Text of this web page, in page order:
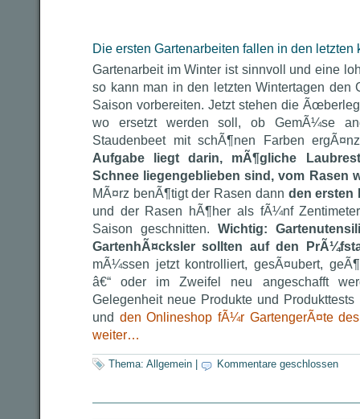
Die ersten Gartenarbeiten fallen in den letzten
Gartenarbeit im Winter ist sinnvoll und eine
so kann man in den letzten Wintertagen den
Saison vorbereiten. Jetzt stehen die
wo ersetzt werden soll, ob GemÃ¼se
Staudenbeet mit schÃ¶nen Farben
Aufgabe liegt darin, mÃ¶gliche
Schnee liegengeblieben sind, vom Rasen
MÃ¤rz benÃ¶tigt der Rasen dann den ersten
und der Rasen hÃ¶her als fÃ¼nf
Saison geschnitten. Wichtig:
GartenhÃ¤cksler sollten auf den
mÃ¼ssen jetzt kontrolliert, gesÃ¤ubert,
â€“ oder im Zweifel neu angeschafft
Gelegenheit neue Produkte und
und den Onlineshop fÃ¼r GartengerÃ¤te
weiter…
Thema: Allgemein Kommentare geschlossen